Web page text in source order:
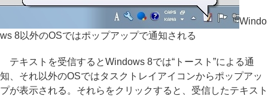
Windo
ws 8以外のOSではポップアップで通知される
テキストを受信するとWindows 8では“トースト”による通
知、それ以外のOSではタスクトレイアイコンからポップアッ
プが表示される。それらをクリックすると、受信したテキスト